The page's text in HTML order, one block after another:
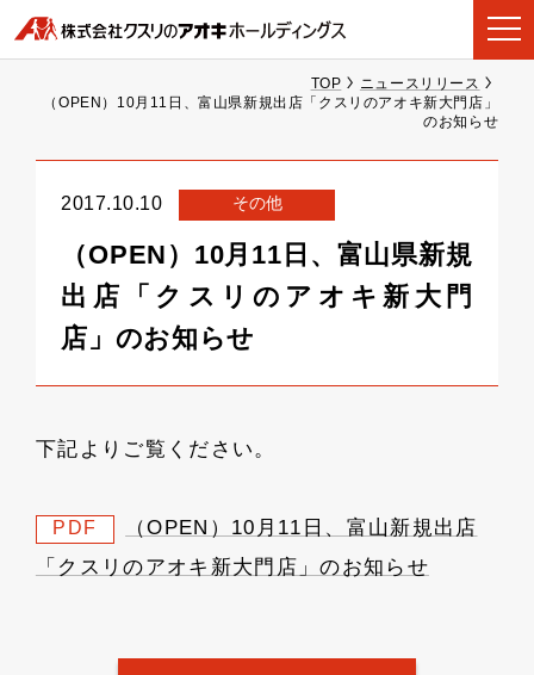
TOP
ニュースリリース
（OPEN）10月11日、富山県新規出店「クスリのアオキ新大門店」
のお知らせ
2017.10.10 その他
（OPEN）10月11日、富山県新規
出店「クスリのアオキ新大門
店」のお知らせ
下記よりご覧ください。
PDF
（OPEN）10月11日、富山新規出店
「クスリのアオキ新大門店」のお知らせ